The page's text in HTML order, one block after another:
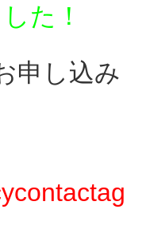
た！
申し込み